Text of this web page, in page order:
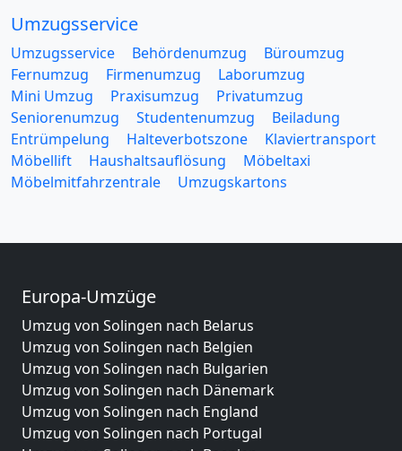
Umzugsservice
Umzugsservice Behördenumzug
Büroumzug
Fernumzug
Firmenumzug
Laborumzug
Mini Umzug
Praxisumzug
Privatumzug
Seniorenumzug
Studentenumzug
Beiladung
Entrümpelung
Halteverbotszone
Klaviertransport
Möbellift
Haushaltsauflösung
Möbeltaxi
Möbelmitfahrzentrale
Umzugskartons
Europa-Umzüge
Umzug von Solingen nach Belarus
Umzug von Solingen nach Belgien
Umzug von Solingen nach Bulgarien
Umzug von Solingen nach Dänemark
Umzug von Solingen nach England
Umzug von Solingen nach Portugal